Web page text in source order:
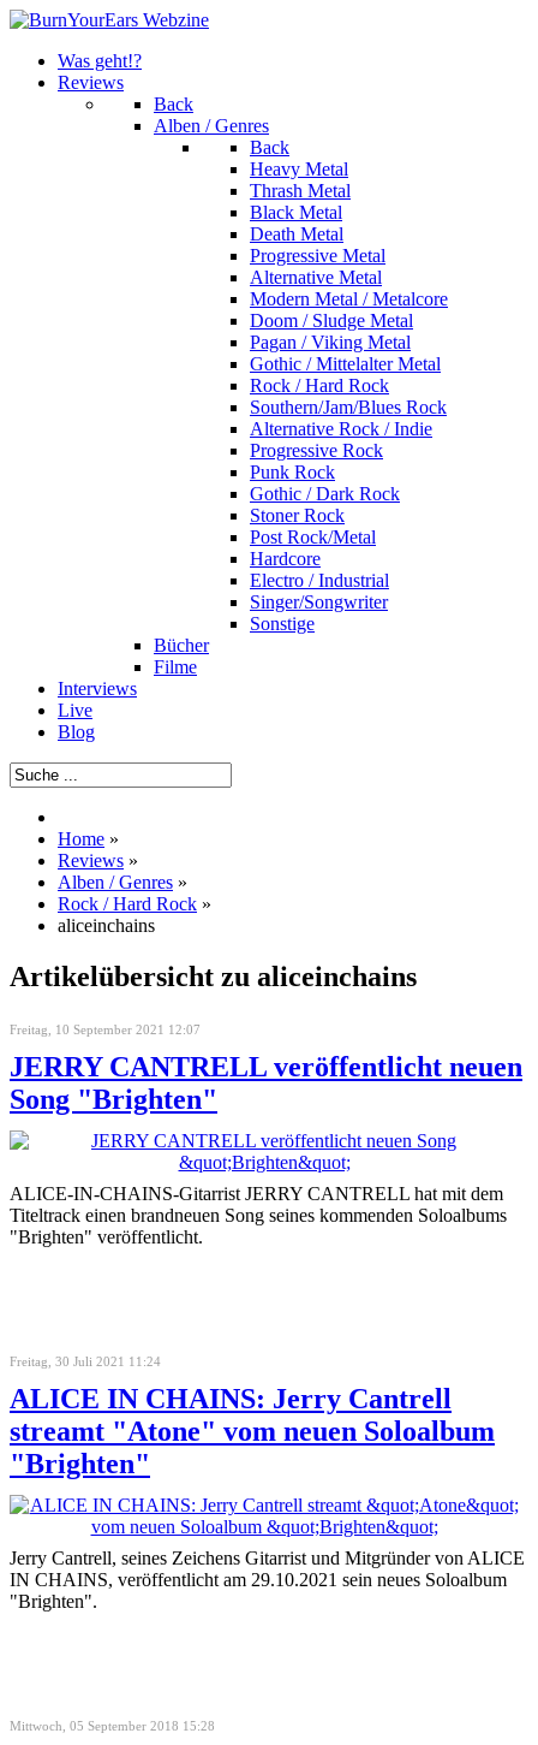
Was geht!?
Reviews
Back
Alben / Genres
Back
Heavy Metal
Thrash Metal
Black Metal
Death Metal
Progressive Metal
Alternative Metal
Modern Metal / Metalcore
Doom / Sludge Metal
Pagan / Viking Metal
Gothic / Mittelalter Metal
Rock / Hard Rock
Southern/Jam/Blues Rock
Alternative Rock / Indie
Progressive Rock
Punk Rock
Gothic / Dark Rock
Stoner Rock
Post Rock/Metal
Hardcore
Electro / Industrial
Singer/Songwriter
Sonstige
Bücher
Filme
Interviews
Live
Blog
Home »
Reviews »
Alben / Genres »
Rock / Hard Rock »
aliceinchains
Artikelübersicht zu aliceinchains
Freitag, 10 September 2021 12:07
JERRY CANTRELL veröffentlicht neuen
Song "Brighten"
ALICE-IN-CHAINS-Gitarrist JERRY CANTRELL hat mit dem
Titeltrack einen brandneuen Song seines kommenden Soloalbums
"Brighten" veröffentlicht.
Freitag, 30 Juli 2021 11:24
ALICE IN CHAINS: Jerry Cantrell
streamt "Atone" vom neuen Soloalbum
"Brighten"
Jerry Cantrell, seines Zeichens Gitarrist und Mitgründer von ALICE
IN CHAINS, veröffentlicht am 29.10.2021 sein neues Soloalbum
"Brighten".
Mittwoch, 05 September 2018 15:28